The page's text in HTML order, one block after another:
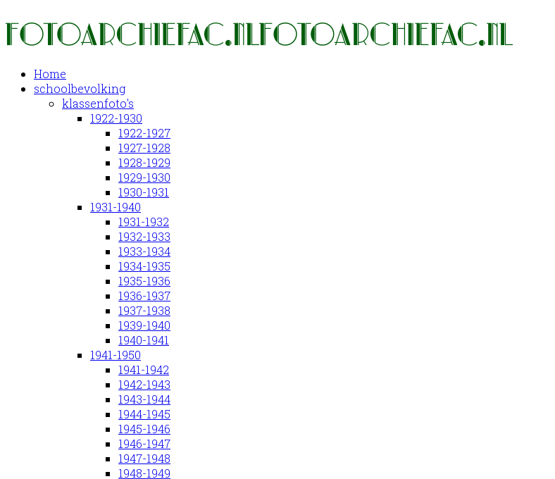
Home
schoolbevolking
klassenfoto's
1922-1930
1922-1927
1927-1928
1928-1929
1929-1930
1930-1931
1931-1940
1931-1932
1932-1933
1933-1934
1934-1935
1935-1936
1936-1937
1937-1938
1939-1940
1940-1941
1941-1950
1941-1942
1942-1943
1943-1944
1944-1945
1945-1946
1946-1947
1947-1948
1948-1949